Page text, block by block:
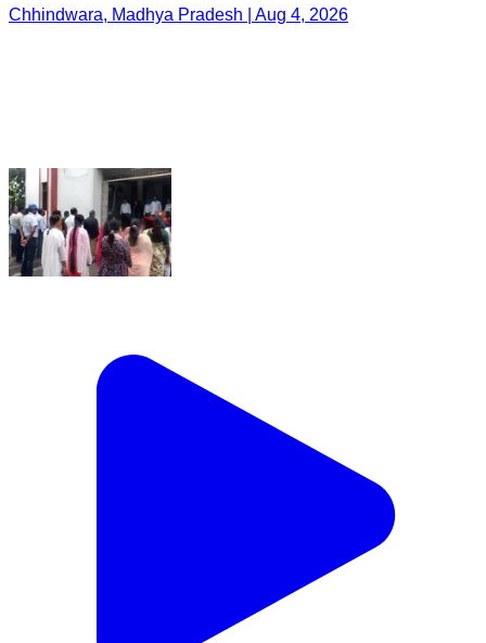
Chhindwara, Madhya Pradesh | Aug 4, 2026